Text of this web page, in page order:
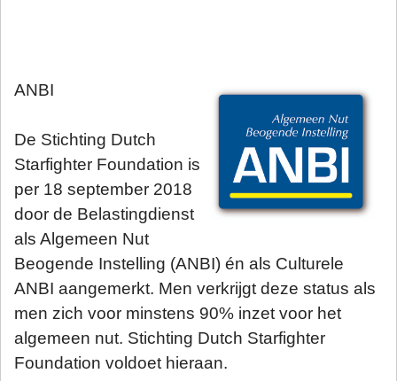
ANBI
De Stichting Dutch
Starfighter Foundation is
per 18 september 2018
door de Belastingdienst
als Algemeen Nut
Beogende Instelling (ANBI) én als Culturele
ANBI aangemerkt. Men verkrijgt deze status als
men zich voor minstens 90% inzet voor het
algemeen nut. Stichting Dutch Starfighter
Foundation voldoet hieraan.